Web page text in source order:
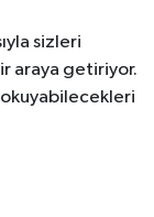
sizleri
araya getiriyor.
okuyabilecekleri